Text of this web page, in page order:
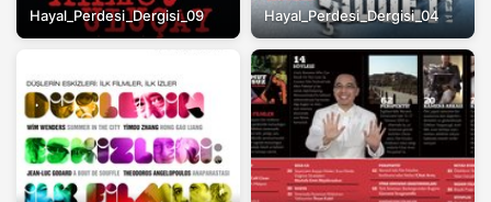
Hayal_Perdesi_Dergisi_09 Hayal_Perdesi_Dergisi_04